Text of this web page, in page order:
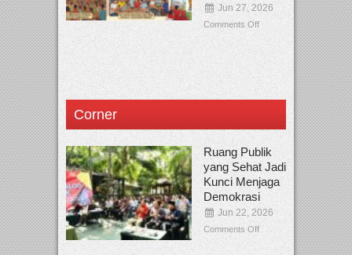
Jun 27, 2026
Comments Off
Corner
Ruang Publik
yang Sehat Jadi
Kunci Menjaga
Demokrasi
Jun 22, 2026
Comments Off